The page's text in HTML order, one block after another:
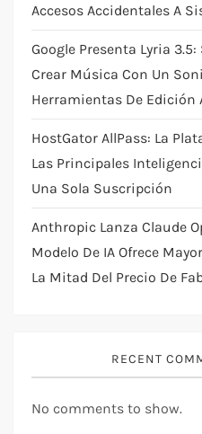
Accesos Accidentales A
Google Presenta Lyria 3.5:
Crear Música Con Un
Herramientas De Edición
HostGator AllPass: La
Las Principales
Una Sola Suscripción
Anthropic Lanza Claude
Modelo De IA Ofrece
La Mitad Del Precio De
RECENT
No comments to show.